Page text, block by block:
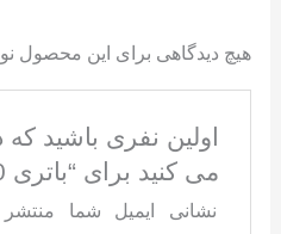
هیچ دیدگاهی برای این محصول
اولین نفری باشید
می کنید برای “باتری 90 آمپر ولتا”
نشانی ایمیل شما